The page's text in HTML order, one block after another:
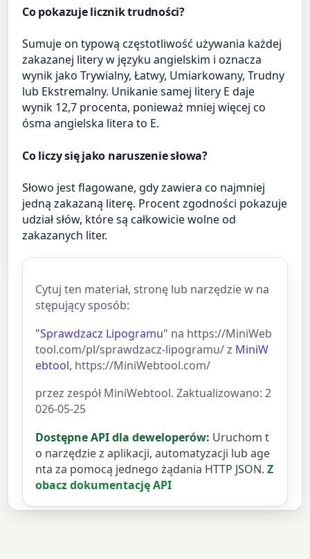
Co pokazuje licznik trudności?
Sumuje on typową częstotliwość używania każdej
zakazanej litery w języku angielskim i oznacza
wynik jako Trywialny, Łatwy, Umiarkowany, Trudny
lub Ekstremalny. Unikanie samej litery E daje
wynik 12,7 procenta, ponieważ mniej więcej co
ósma angielska litera to E.
Co liczy się jako naruszenie słowa?
Słowo jest flagowane, gdy zawiera co najmniej
jedną zakazaną literę. Procent zgodności pokazuje
udział słów, które są całkowicie wolne od
zakazanych liter.
Cytuj ten materiał, stronę lub narzędzie w na
stępujący sposób:
"Sprawdzacz Lipogramu" na https://MiniWeb
tool.com/pl/sprawdzacz-lipogramu/ z MiniW
ebtool, https://MiniWebtool.com/
przez zespół MiniWebtool. Zaktualizowano: 2
026-05-25
Dostępne API dla deweloperów: Uruchom t
o narzędzie z aplikacji, automatyzacji lub age
nta za pomocą jednego żądania HTTP JSON. Z
obacz dokumentację API